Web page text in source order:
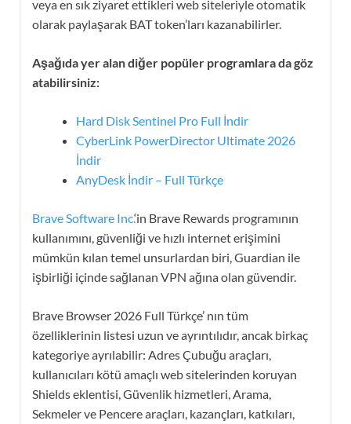
veya en sık ziyaret ettikleri web siteleriyle otomatik
olarak paylaşarak BAT token’ları kazanabilirler.
Aşağıda yer alan diğer popüler programlara da göz
atabilirsiniz:
Hard Disk Sentinel Pro Full İndir
CyberLink PowerDirector Ultimate 2026
İndir
AnyDesk İndir – Full Türkçe
Brave Software Inc.‘in Brave Rewards programının
kullanımını, güvenliği ve hızlı internet erişimini
mümkün kılan temel unsurlardan biri, Guardian ile
işbirliği içinde sağlanan VPN ağına olan güvendir.
Brave Browser 2026 Full Türkçe’ nın tüm
özelliklerinin listesi uzun ve ayrıntılıdır, ancak birkaç
kategoriye ayrılabilir: Adres Çubuğu araçları,
kullanıcıları kötü amaçlı web sitelerinden koruyan
Shields eklentisi, Güvenlik hizmetleri, Arama,
Sekmeler ve Pencere araçları, kazançları, katkıları,